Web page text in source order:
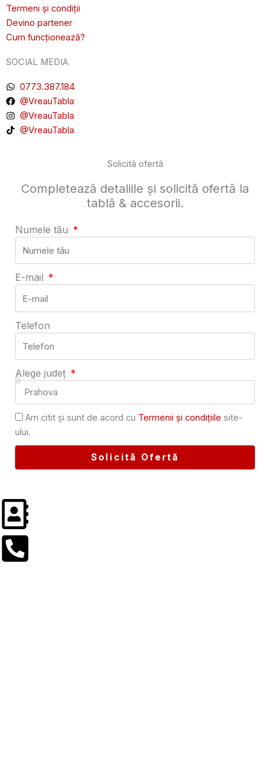
Termeni și condiții
Devino partener
Cum funcționează?
SOCIAL MEDIA
0773.387.184
@VreauTabla
@VreauTabla
@VreauTabla
Solicită ofertă
Completează detaliile și solicită ofertă la
tablă & accesorii.
Numele tău
E-mail
Telefon
Alege județ
Am citit și sunt de acord cu Termenii și condițiile site-
ului.
Solicită Ofertă